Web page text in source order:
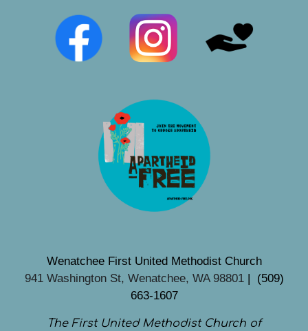
Wenatchee First United Methodist Church
941 Washington St, Wenatchee, WA 98801 | (509)
663-1607
The First United Methodist Church of